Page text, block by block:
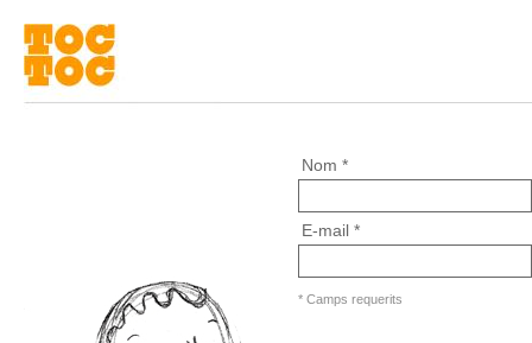
Nom *
E-mail *
* Camps requerits